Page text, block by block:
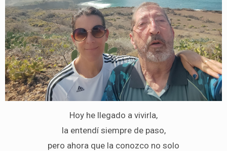
Hoy he llegado a vivirla,
la entendí siempre de paso,
pero ahora que la conozco no solo